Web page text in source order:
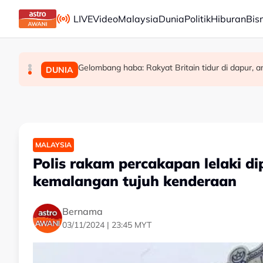
Skip to main content
LIVEVideoMalaysiaDuniaPolitikHiburan
MALAYSIA Kerjasama dalam Kerajaan Perpaduan kekal
SUKAN Era berakhir: John Cena beri penghormatan
DUNIA Gelombang haba: Rakyat Britain tidur di dapur,
MALAYSIA
Polis rakam percakapan lelaki
kemalangan tujuh kenderaan
Bernama
03/11/2024 | 23:45 MYT